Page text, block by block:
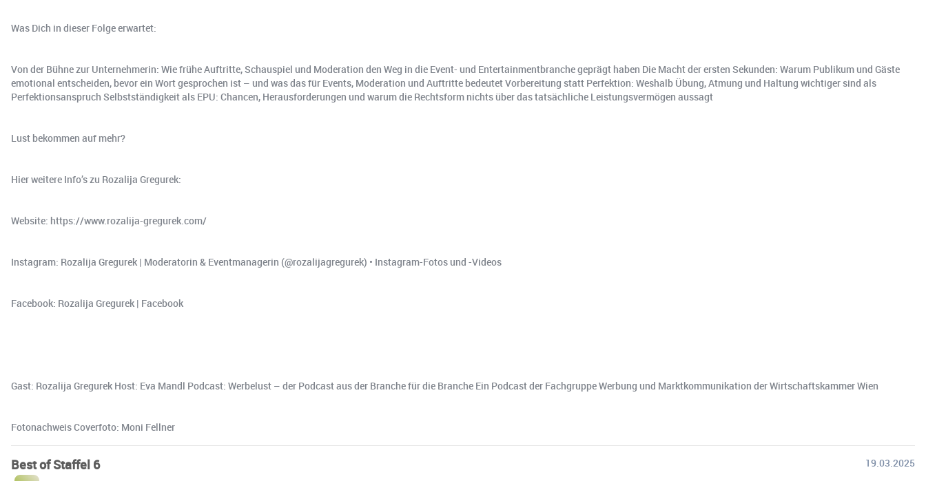
Was Dich in dieser Folge erwartet:
Von der Bühne zur Unternehmerin: Wie frühe Auftritte, Schauspiel und Moderation den Weg in die Event- und Entertainmentbranche geprägt haben Die Macht der ersten Sekunden: Warum Publikum und Gäste
emotional entscheiden, bevor ein Wort gesprochen ist – und was das für Events, Moderation und Auftritte bedeutet Vorbereitung statt Perfektion: Weshalb Übung, Atmung und Haltung wichtiger sind als
Perfektionsanspruch Selbstständigkeit als EPU: Chancen, Herausforderungen und warum die Rechtsform nichts über das tatsächliche Leistungsvermögen aussagt
Lust bekommen auf mehr?
Hier weitere Info’s zu Rozalija Gregurek:
Website: https://www.rozalija-gregurek.com/
Instagram: Rozalija Gregurek | Moderatorin & Eventmanagerin (@rozalijagregurek) • Instagram-Fotos und -Videos
Facebook: Rozalija Gregurek | Facebook
Gast: Rozalija Gregurek Host: Eva Mandl Podcast: Werbelust – der Podcast aus der Branche für die Branche Ein Podcast der Fachgruppe Werbung und Marktkommunikation der Wirtschaftskammer Wien
Fotonachweis Coverfoto: Moni Fellner
Best of Staffel 6
19.03.2025